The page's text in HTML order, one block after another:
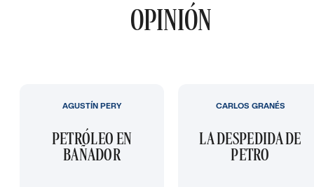
OPINIÓN
PETRÓLEO EN
BAÑADOR
AGUSTÍN PERY
LA DESPEDIDA DE
PETRO
CARLOS GRANÉS